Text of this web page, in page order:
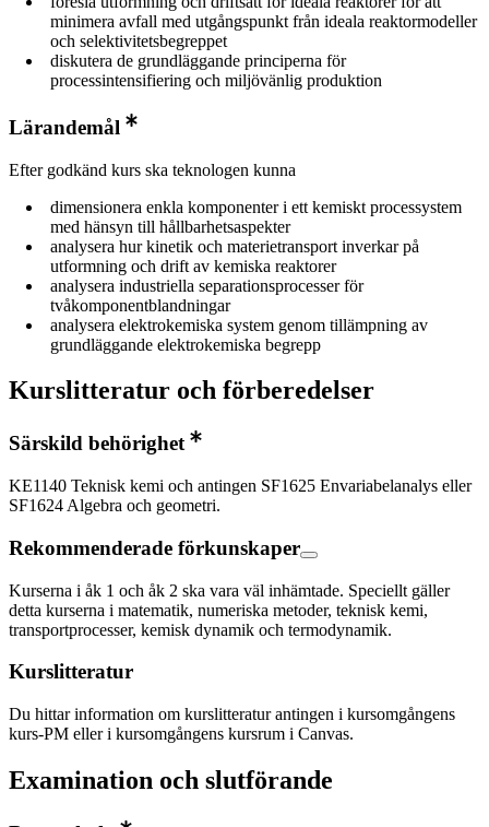
minimera avfall med utgångspunkt från ideala reaktormodeller
och selektivitetsbegreppet
diskutera de grundläggande principerna för
processintensifiering och miljövänlig produktion
Lärandemål
Efter godkänd kurs ska teknologen kunna
dimensionera enkla komponenter i ett kemiskt processystem
med hänsyn till hållbarhetsaspekter
analysera hur kinetik och materietransport inverkar på
utformning och drift av kemiska reaktorer
analysera industriella separationsprocesser för
tvåkomponentblandningar
analysera elektrokemiska system genom tillämpning av
grundläggande elektrokemiska begrepp
Kurslitteratur och förberedelser
Särskild behörighet
KE1140 Teknisk kemi och antingen SF1625 Envariabelanalys eller
SF1624 Algebra och geometri.
Rekommenderade förkunskaper
Kurserna i åk 1 och åk 2 ska vara väl inhämtade. Speciellt gäller
detta kurserna i matematik, numeriska metoder, teknisk kemi,
transportprocesser, kemisk dynamik och termodynamik.
Kurslitteratur
Du hittar information om kurslitteratur antingen i kursomgångens
kurs-PM eller i kursomgångens kursrum i Canvas.
Examination och slutförande